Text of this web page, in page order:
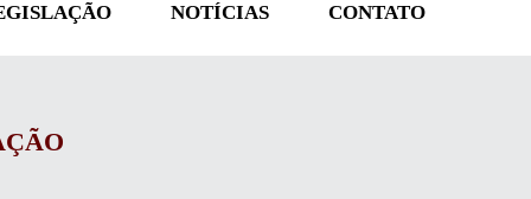
NOTÍCIAS CONTATO